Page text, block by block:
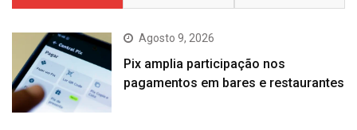
Agosto 9, 2026
Pix amplia participação nos
pagamentos em bares e restaurantes